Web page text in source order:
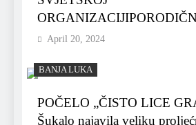
April 20, 2024
BANJA LUKA
POČELO „ČISTO LICE
Šukalo najavila veliku